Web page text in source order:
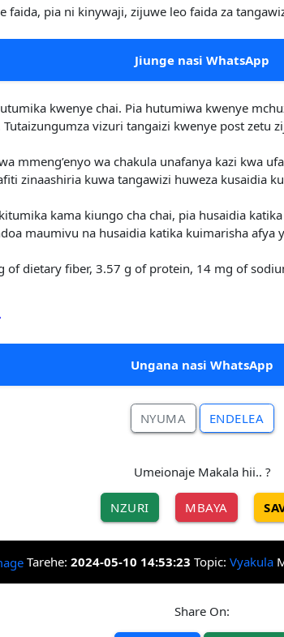
pia ni kinywaji, zijuwe leo faida za
Jiunge nasi WhatsApp
kwenye chai. Pia hutumiwa kwenye
vizuri tangaizi kwenye post zetu
mmeng’enyo wa chakula unafanya kazi kwa
zinaashiria kuwa tangawizi huweza kusaidia
kama kiungo cha chai, pia husaidia
maumivu na husaidia katika kuimarisha afya
of dietary fiber, 3.57 g of protein, 14 mg of
Ungana nasi WhatsApp
NYUMA ENDELEA
Umeionaje Makala hii.. ?
NZURI MBAYA
Tarehe: 2024-05-10 14:53:23 Topic: Vyakula
Share On: